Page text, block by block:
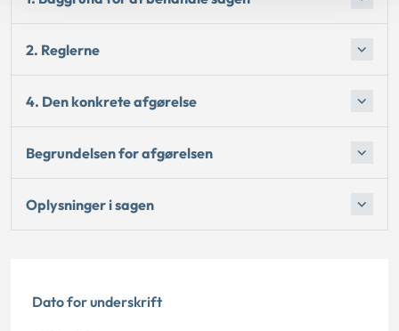
2. Reglerne
4. Den konkrete afgørelse
Begrundelsen for afgørelsen
Oplysninger i sagen
Dato for underskrift